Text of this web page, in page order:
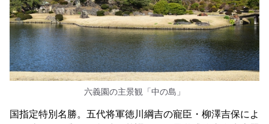
六義園の主景観「中の島」
国指定特別名勝。五代将軍徳川綱吉の寵臣・柳澤吉保によ